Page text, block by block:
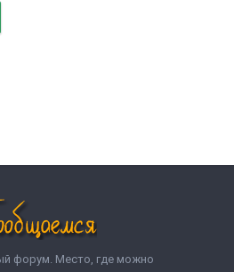
форум. Место, где можно